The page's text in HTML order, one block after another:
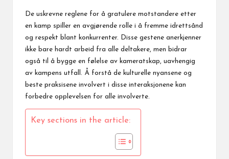
De uskrevne reglene for å gratulere motstandere etter
en kamp spiller en avgjørende rolle i å fremme idrettsånd
og respekt blant konkurrenter. Disse gestene anerkjenner
ikke bare hardt arbeid fra alle deltakere, men bidrar
også til å bygge en følelse av kameratskap, uavhengig
av kampens utfall. Å forstå de kulturelle nyansene og
beste praksisene involvert i disse interaksjonene kan
forbedre opplevelsen for alle involverte.
Key sections in the article: